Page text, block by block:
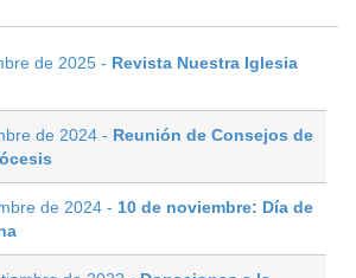
de 2025 - Revista Nuestra Iglesia
de 2024 - Reunión de Consejos de
de 2024 - 10 de noviembre: Día de